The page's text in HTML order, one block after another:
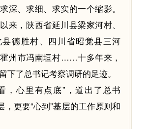
深、求细、求实的一个缩影。
来，陕西省延川县梁家河村、
德胜村、四川省昭觉县三河
州市冯南垣村……十多年来，
下了总书记考察调研的足迹。
心里有点底”，道出了总书
，更要“心到”基层的工作原则和